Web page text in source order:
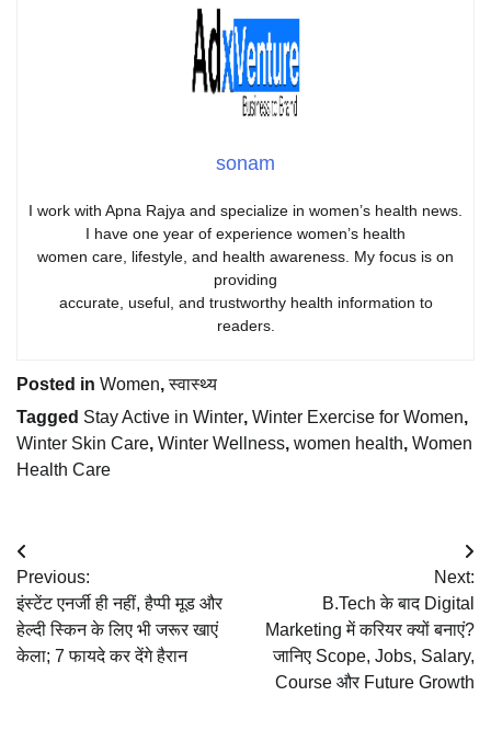
sonam
I work with Apna Rajya and specialize in women’s health news.
I have one year of experience women’s health
women care, lifestyle, and health awareness. My focus is on
providing
accurate, useful, and trustworthy health information to
readers.
Posted in Women,स्वास्थ्य
Tagged Stay Active in Winter, Winter Exercise for Women,
Winter Skin Care, Winter Wellness, women health, Women
Health Care
Post
navigation
Previous:
इंस्टेंट एनर्जी ही नहीं, हैप्पी मूड और
हेल्दी स्किन के लिए भी जरूर खाएं
केला; 7 फायदे कर देंगे हैरान
Next:
B.Tech के बाद Digital
Marketing में करियर क्यों बनाएं?
जानिए Scope, Jobs, Salary,
Course और Future Growth